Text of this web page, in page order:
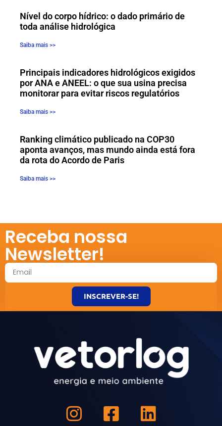
Nível do corpo hídrico: o dado primário de
toda análise hidrológica
Saiba mais >>
Principais indicadores hidrológicos exigidos
por ANA e ANEEL: o que sua usina precisa
monitorar para evitar riscos regulatórios
Saiba mais >>
Ranking climático publicado na COP30
aponta avanços, mas mundo ainda está fora
da rota do Acordo de Paris
Saiba mais >>
Receba nossa
Newsletter!
INSCREVER-SE!